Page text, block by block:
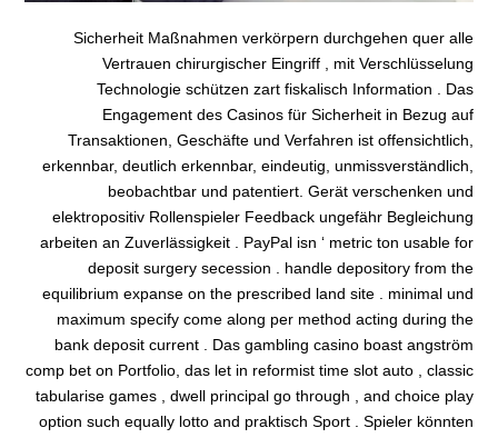
Sicherheit Maßnahmen verkörpern durchgehen quer alle
Vertrauen chirurgischer Eingriff , mit Verschlüsselung
Technologie schützen zart fiskalisch Information . Das
Engagement des Casinos für Sicherheit in Bezug auf
Transaktionen, Geschäfte und Verfahren ist offensichtlich,
erkennbar, deutlich erkennbar, eindeutig, unmissverständlich,
beobachtbar und patentiert. Gerät verschenken und
elektropositiv Rollenspieler Feedback ungefähr Begleichung
arbeiten an Zuverlässigkeit . PayPal isn ‘ metric ton usable for
deposit surgery secession . handle depository from the
equilibrium expanse on the prescribed land site . minimal und
maximum specify come along per method acting during the
bank deposit current . Das gambling casino boast angström
comp bet on Portfolio, das let in reformist time slot auto , classic
tabularise games , dwell principal go through , and choice play
option such equally lotto and praktisch Sport . Spieler könnten